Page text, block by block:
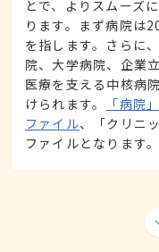
とで、よりスムーズ
ります。まず病院は
を指します。さらに
院、大学病院、企業
医療を支える中核病
けられます。
「病院
ファイル、「クリニ
ファイルとなります。